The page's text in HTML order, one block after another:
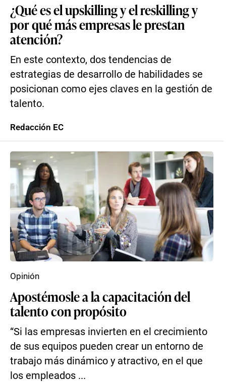
¿Qué es el upskilling y el reskilling y
por qué más empresas le prestan
atención?
En este contexto, dos tendencias de
estrategias de desarrollo de habilidades se
posicionan como ejes claves en la gestión de
talento.
Redacción EC
Apostémosle a la capacitación del
talento con propósito
“Si las empresas invierten en el crecimiento
de sus equipos pueden crear un entorno de
trabajo más dinámico y atractivo, en el que
los empleados ...
Opinión